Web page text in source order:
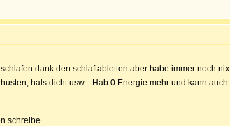
dank den schlaftabletten aber habe immer noch
hals dicht usw... Hab 0 Energie mehr und kann
schreibe.